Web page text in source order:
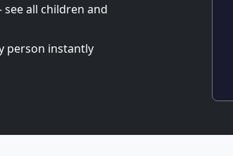
all children and
person instantly